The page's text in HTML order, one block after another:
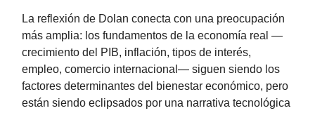
La reflexión de Dolan conecta con una preocupación
más amplia: los fundamentos de la economía real —
crecimiento del PIB, inflación, tipos de interés,
empleo, comercio internacional— siguen siendo los
factores determinantes del bienestar económico, pero
están siendo eclipsados por una narrativa tecnológica